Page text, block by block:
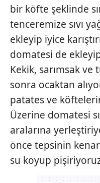
bir köfte şeklinde
tenceremize sıvı
ekleyip iyice
domatesi de
Kekik, sarımsak
sonra ocaktan
patates ve
Üzerine domatesi
aralarına
önce tepsinin
su koyup